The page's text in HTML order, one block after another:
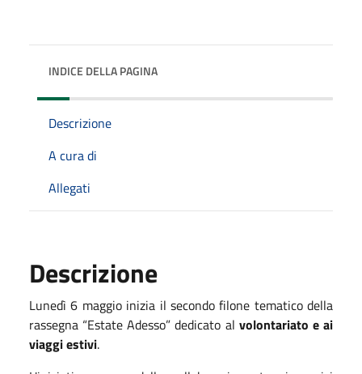
INDICE DELLA PAGINA
Descrizione
A cura di
Allegati
Descrizione
Lunedì 6 maggio inizia il secondo filone tematico della
rassegna “Estate Adesso” dedicato al volontariato e ai
viaggi estivi.